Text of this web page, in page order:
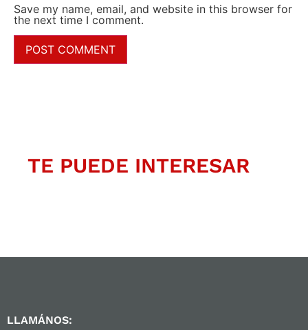
Save my name, email, and website in this browser for
the next time I comment.
TE PUEDE INTERESAR
LLAMÁNOS: